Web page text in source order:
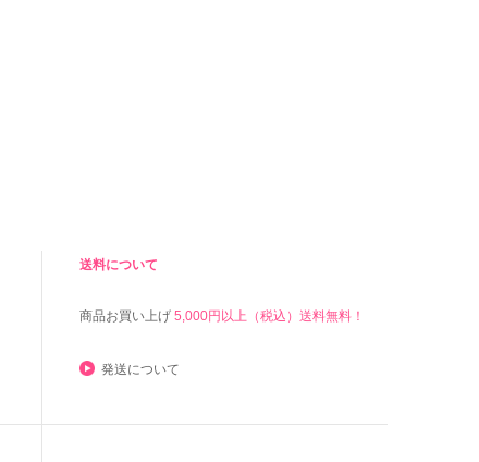
送料について
商品お買い上げ 5,000円以上（税込）送料無料！
発送について